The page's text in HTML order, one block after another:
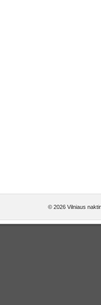
© 2026 Vilniaus